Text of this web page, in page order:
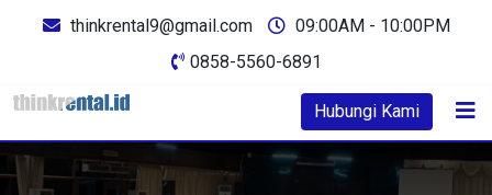
thinkrental9@gmail.com
09:00AM - 10:00PM
0858-5560-6891
Hubungi Kami